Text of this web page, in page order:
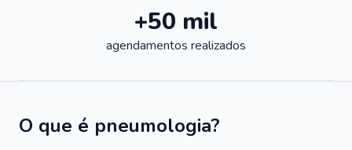
+50 mil
agendamentos realizados
O que é pneumologia?